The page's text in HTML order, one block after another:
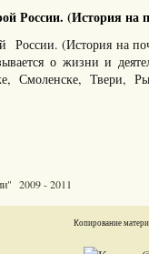
России. (История
России. (История на
о жизни и
Смоленске, Твери,
2009 - 2011
Копирование